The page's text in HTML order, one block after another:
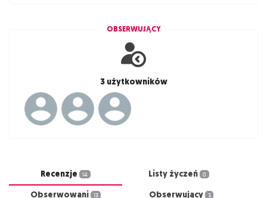
OBSERWUJĄCY
3 użytkowników
Recenzje 14 Listy życzeń 0
Obserwowani 13 Obserwujący 3